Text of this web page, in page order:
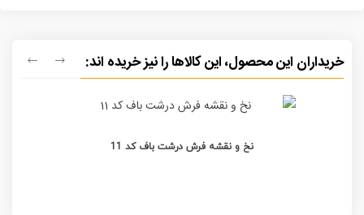
خریداران این محصول، این کالاها را نیز خریده اند:
نخ و نقشه فرش درشت باف کد 11